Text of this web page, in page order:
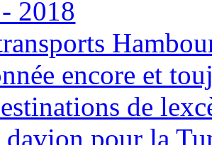
2018
encore et
de
pour la